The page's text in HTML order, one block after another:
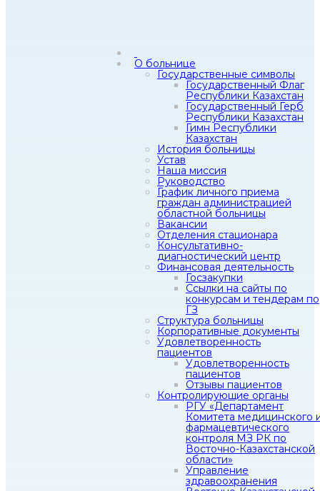
О больнице
Государственные символы
Государственный Флаг
Республики Казахстан
Государственный Герб
Республики Казахстан
Гимн Республики
Казахстан
История больницы
Устав
Наша миссия
Руководство
График личного приема
граждан администрацией
областной больницы
Вакансии
Отделения стационара
Консультативно-
диагностический центр
Финансовая деятельность
Госзакупки
Ссылки на сайты по
конкурсам и тендерам по
ГЗ
Структура больницы
Корпоративные документы
Удовлетворенность
пациентов
Удовлетворенность
пациентов
Отзывы пациентов
Контролирующие органы
РГУ «Департамент
Комитета медицинского
фармацевтического
контроля МЗ РК по
Восточно-Казахстанской
области»
Управление
здравоохранения